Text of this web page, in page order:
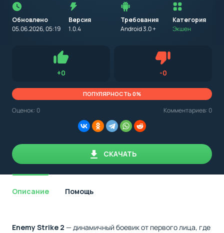
Обновлено
05.06.2026, 05:19
Версия
1.0.4
Требования
Android 3.0 +
установкой
приложения
на
устройство
с
указываем
минимальные
необходимые
Категория
Экшен
обращать внимание на установленную версию Android
OS. Мы указываем минимально необходимую версию для
+0Нравится -0Не нравится
ПОПУЛЯРНОСТЬ 0%
Оценок: 0 Комментариев: 0
СКАЧАТЬ
Описание Помощь
Enemy Strike 2 — динамичный боевик от первого лица, где